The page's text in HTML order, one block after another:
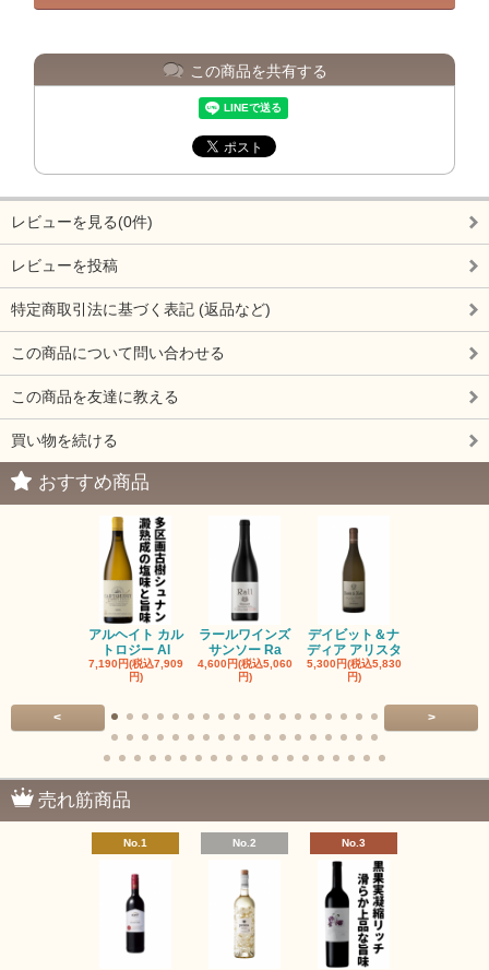
この商品を共有する
レビューを見る(0件)
レビューを投稿
特定商取引法に基づく表記 (返品など)
この商品について問い合わせる
この商品を友達に教える
買い物を続ける
おすすめ商品
アルヘイト カル
トロジー Al
7,190円(税込7,909
円)
ラールワインズ
サンソー Ra
4,600円(税込5,060
円)
デイビット＆ナ
ディア アリスタ
5,300円(税込5,830
円)
< >
売れ筋商品
No.1 No.2 No.3